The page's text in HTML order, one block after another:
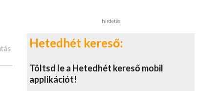
hirdetés
Hetedhét kereső:
Töltsd le a Hetedhét kereső mobil
applikációt!